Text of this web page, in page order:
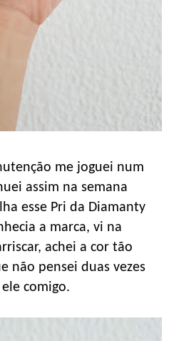
me joguei num
assim na semana
esse Pri da Diamanty
a marca, vi na
achei a cor tão
não pensei duas vezes
comigo.